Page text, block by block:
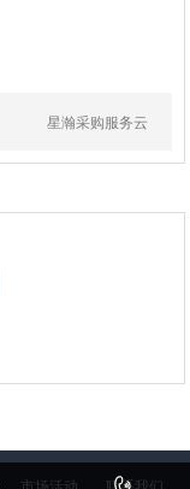
星瀚采购服务云
市场活动 联系我们